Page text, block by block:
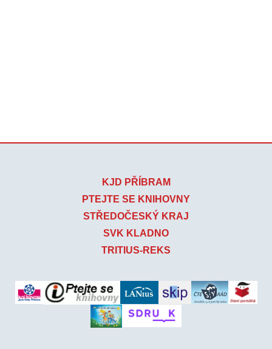
KJD PŘÍBRAM
PTEJTE SE KNIHOVNY
STŘEDOČESKÝ KRAJ
SVK KLADNO
TRITIUS-REKS